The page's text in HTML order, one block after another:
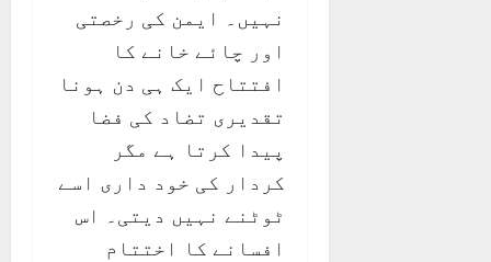
نہیں۔ ایمن کی رخصتی
اور چائے خانے کا
افتتاح ایک ہی دن ہونا
تقدیری تضاد کی فضا
پیدا کرتا ہے مگر
کردار کی خود داری اسے
ٹوٹنے نہیں دیتی۔ اس
افسانے کا اختتام